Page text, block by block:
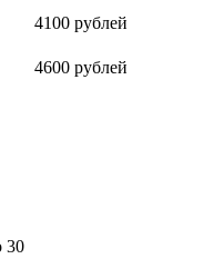
4100 рублей
4600 рублей
30